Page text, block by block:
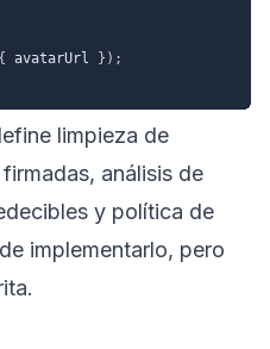
{ avatarUrl } ) ;
limpieza de
análisis de
y política de
implementarlo, pero